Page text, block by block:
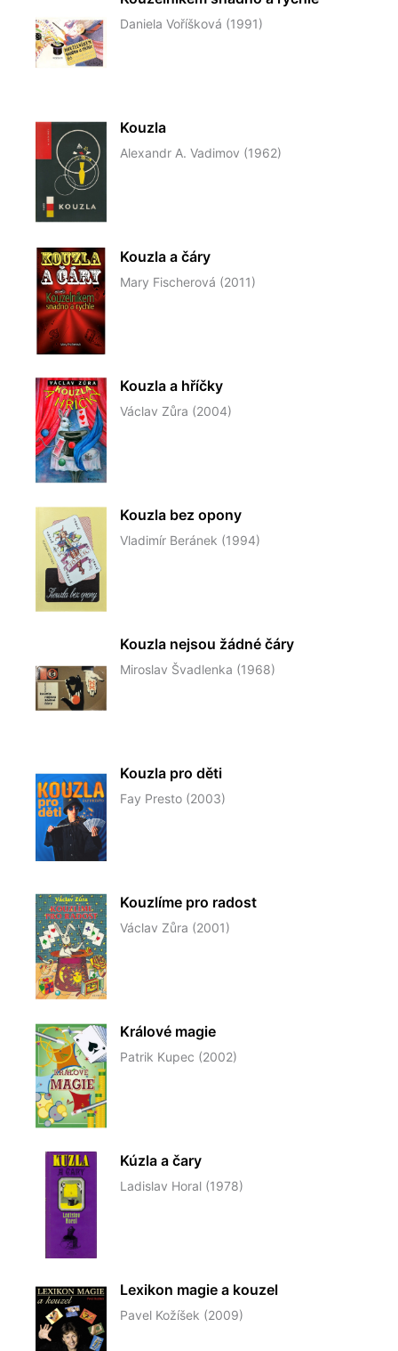
Daniela Voříšková (1991)
Kouzla
Alexandr A. Vadimov (1962)
Kouzla a čáry
Mary Fischerová (2011)
Kouzla a hříčky
Václav Zůra (2004)
Kouzla bez opony
Vladimír Beránek (1994)
Kouzla nejsou žádné čáry
Miroslav Švadlenka (1968)
Kouzla pro děti
Fay Presto (2003)
Kouzlíme pro radost
Václav Zůra (2001)
Králové magie
Patrik Kupec (2002)
Kúzla a čary
Ladislav Horal (1978)
Lexikon magie a kouzel
Pavel Kožíšek (2009)